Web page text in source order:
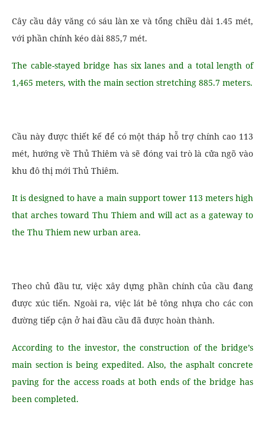
Cây cầu dây văng có sáu làn xe và tổng chiều dài 1.45 mét,
với phần chính kéo dài 885,7 mét.
The cable-stayed bridge has six lanes and a total length of
1,465 meters, with the main section stretching 885.7 meters.
Cầu này được thiết kế để có một tháp hỗ trợ chính cao 113
mét, hướng về Thủ Thiêm và sẽ đóng vai trò là cửa ngõ vào
khu đô thị mới Thủ Thiêm.
It is designed to have a main support tower 113 meters high
that arches toward Thu Thiem and will act as a gateway to
the Thu Thiem new urban area.
Theo chủ đầu tư, việc xây dựng phần chính của cầu đang
được xúc tiến. Ngoài ra, việc lát bê tông nhựa cho các con
đường tiếp cận ở hai đầu cầu đã được hoàn thành.
According to the investor, the construction of the bridge’s
main section is being expedited. Also, the asphalt concrete
paving for the access roads at both ends of the bridge has
been completed.